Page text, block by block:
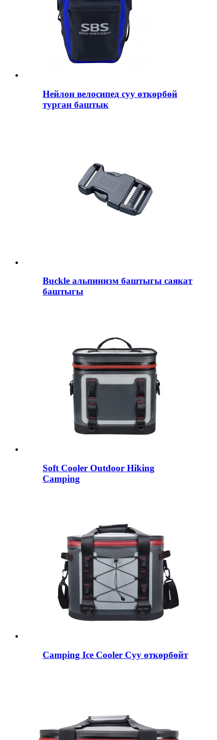
Нейлон велосипед суу өткөрбөй
турган баштык
Buckle альпинизм баштыгы саякат
баштыгы
Soft Cooler Outdoor Hiking
Camping
Camping Ice Cooler Суу өткөрбөйт